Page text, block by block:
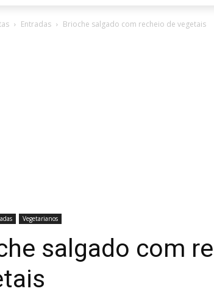
Entradas Brioche salgado com recheio de vegetais
Vegetarianos
salgado com